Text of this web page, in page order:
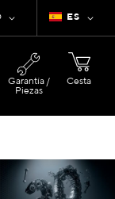
Lenguaje
ES
Cesta
Garantía /
Piezas